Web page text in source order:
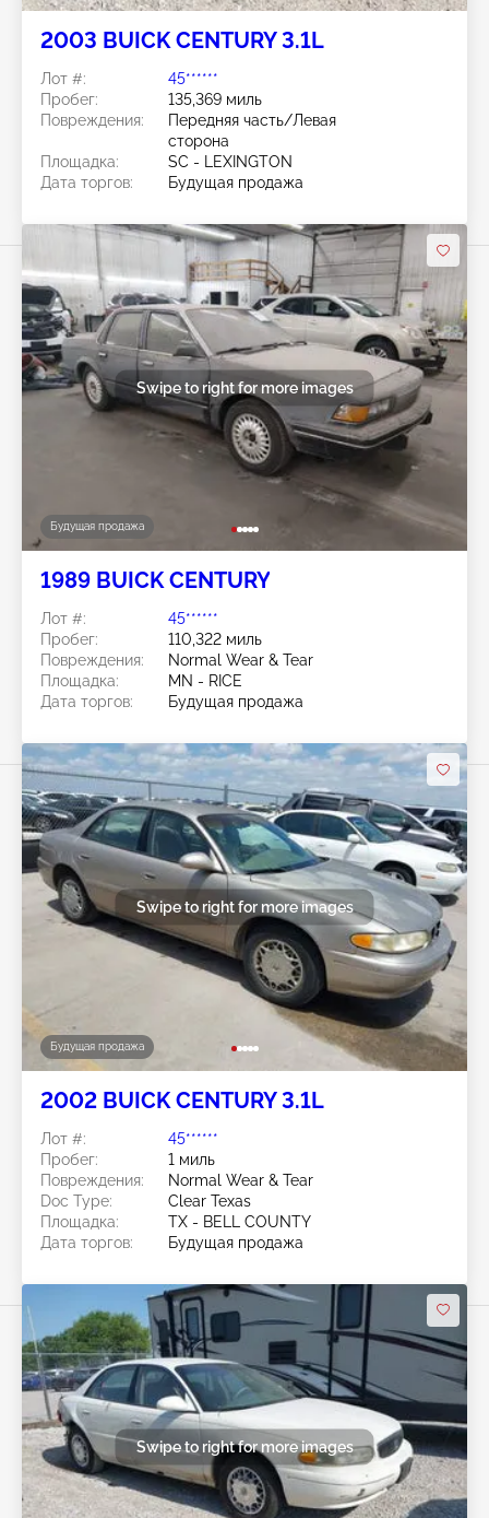
2003 BUICK CENTURY 3.1L
Лот #:
45******
Пробег:
135,369 миль
Повреждения:
Передняя часть/Левая
сторона
Площадка:
SC - LEXINGTON
Дата торгов:
Будущая продажа
Будущая продажа
Swipe to right for more images
1989 BUICK CENTURY
Лот #:
45******
Пробег:
110,322 миль
Повреждения:
Normal Wear & Tear
Площадка:
MN - RICE
Дата торгов:
Будущая продажа
Будущая продажа
Swipe to right for more images
2002 BUICK CENTURY 3.1L
Лот #:
45******
Пробег:
1 миль
Повреждения:
Normal Wear & Tear
Doc Type:
Clear Texas
Площадка:
TX - BELL COUNTY
Дата торгов:
Будущая продажа
Swipe to right for more images